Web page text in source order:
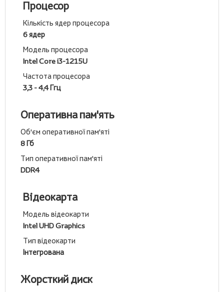
Процесор
Кількість ядер процесора
6 ядер
Модель процесора
Intel Core i3-1215U
Частота процесора
3,3 - 4,4 Ггц
Оперативна пам'ять
Об'єм оперативної пам'яті
8 Гб
Тип оперативної пам'яті
DDR4
Відеокарта
Модель відеокарти
Intel UHD Graphics
Тип відеокарти
Інтегрована
Жорсткий диск